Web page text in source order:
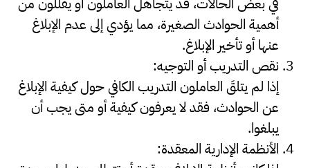
أهمية الحوادث الصغيرة، مما يؤدي إلى عدم الإبلاغ
عنها أو تأخير الإبلاغ.
نقص التدريب أو التوجيه:
إذا لم يتلقَ العاملون التدريب الكافي حول كيفية الإبلاغ
عن الحوادث، فقد لا يعرفون كيفية أو متى يجب أن
يبلغوا.
الأنظمة الإدارية المعقدة: